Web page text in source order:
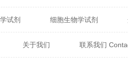
热销产品 辰辉创聚生物®
Vicbio Biotech
试剂 细胞生物学试剂
仪器及设备 耗材及常用物
关于我们 联系我们